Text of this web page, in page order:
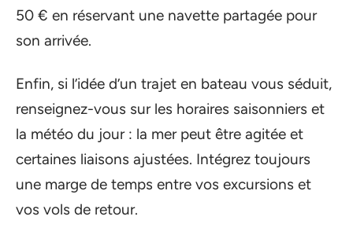
50 € en réservant une navette partagée pour
son arrivée.
Enfin, si l’idée d’un trajet en bateau vous séduit,
renseignez-vous sur les horaires saisonniers et
la météo du jour : la mer peut être agitée et
certaines liaisons ajustées. Intégrez toujours
une marge de temps entre vos excursions et
vos vols de retour.